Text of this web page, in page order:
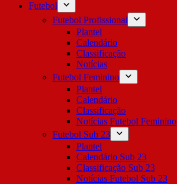
Futebol
Futebol Profissional
Plantel
Calendário
Classificação
Notícias
Futebol Feminino
Plantel
Calendário
Classificação
Notícias Futebol Feminino
Futebol Sub 23
Plantel
Calendário Sub 23
Classificação Sub 23
Notícias Futebol Sub 23